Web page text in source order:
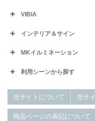
VIBIA
インテリア＆サイン
MKイルミネーション
利用シーンから探す
当サイトについて 当サ
商品ページの表記について